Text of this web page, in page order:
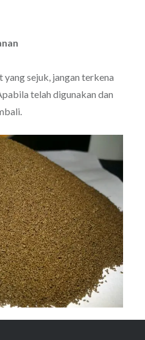
sejuk, jangan terkena
telah digunakan dan